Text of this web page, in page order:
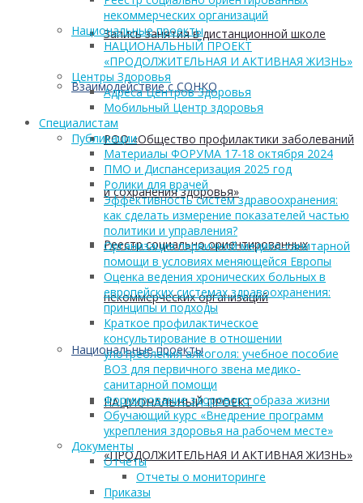
Запись занятия в дистанционной школе
Взаимодействие с СОНКО
РОО «Общество профилактики заболеваний
и сохранения здоровья»
Реестр социально ориентированных
некоммерческих организаций
Национальные проекты
НАЦИОНАЛЬНЫЙ ПРОЕКТ
«ПРОДОЛЖИТЕЛЬНАЯ И АКТИВНАЯ ЖИЗНЬ»
некоммерческих организаций
Национальные проекты
НАЦИОНАЛЬНЫЙ ПРОЕКТ
«ПРОДОЛЖИТЕЛЬНАЯ И АКТИВНАЯ ЖИЗНЬ»
Центры Здоровья
Адреса Центров Здоровья
Мобильный Центр здоровья
Cпециалистам
Публикации
Материалы ФОРУМА 17-18 октября 2024
ПМО и Диспансеризация 2025 год
Ролики для врачей
Эффективность систем здравоохранения:
как сделать измерение показателей частью
политики и управления?
Организация первичной медико-санитарной
помощи в условиях меняющейся Европы
Оценка ведения хронических больных в
европейских системах здравоохранения:
принципы и подходы
Краткое профилактическое
консультирование в отношении
употребления алкоголя: учебное пособие
ВОЗ для первичного звена медико-
санитарной помощи
Формирование здорового образа жизни
Обучающий курс «Внедрение программ
укрепления здоровья на рабочем месте»
Документы
Отчеты
Отчеты о мониторинге
Приказы